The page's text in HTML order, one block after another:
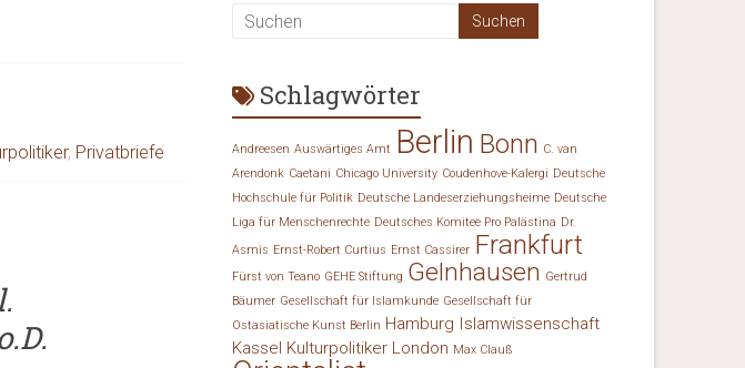
, Privatbriefe
Schlagwörter
Andreesen Auswärtiges Amt Berlin Bonn C. van
Arendonk Caetani Chicago University Coudenhove-Kalergi Deutsche
Hochschule für Politik Deutsche Landeserziehungsheime Deutsche
Liga für Menschenrechte Deutsches Komitee Pro Palästina Dr.
Asmis Ernst-Robert Curtius Ernst Cassirer Frankfurt
Fürst von Teano GEHE Stiftung Gelnhausen Gertrud
Bäumer Gesellschaft für Islamkunde Gesellschaft für
Ostasiatische Kunst Berlin Hamburg Islamwissenschaft
Kassel Kulturpolitiker London Max Clauß